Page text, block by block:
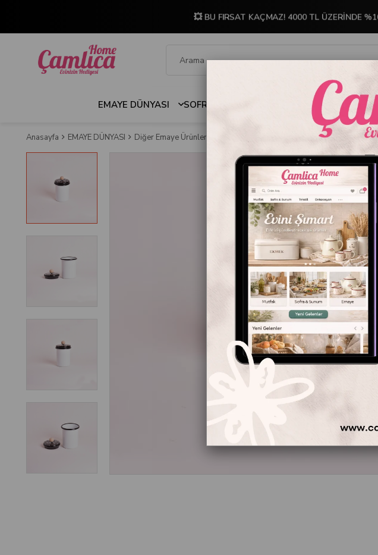
💥 BU FIRSAT KAÇMAZ! 4000 TL ÜZERİNDE
EMAYE DÜNYASI SOFRA & MUTFAK İNDİRİMLİ ÜRÜNLER
Anasayfa EMAYE DÜNYASI Diğer Emaye Ürünler Emaye Kavanoz 1 No Beyaz Siyah